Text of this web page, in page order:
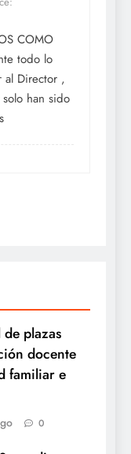
COMO
todo lo
al Director ,
han sido
plazas
docente
familiar e
0